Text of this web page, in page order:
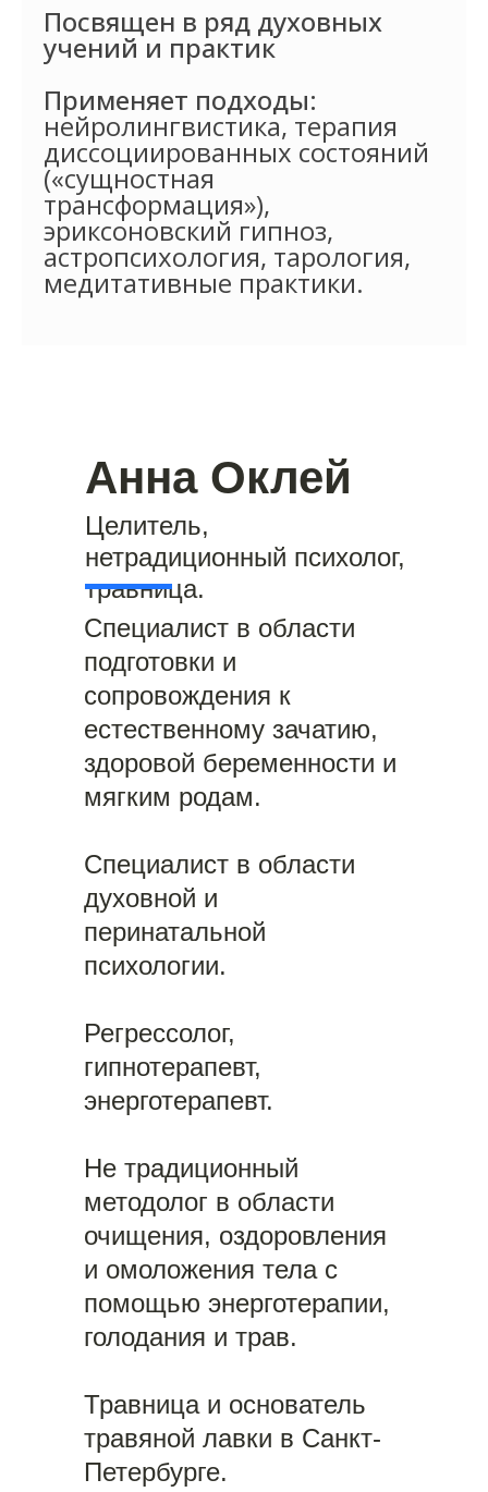
Посвящен в ряд духовных
учений и практик
Применяет подходы:
нейролингвистика, терапия
диссоциированных состояний
(«сущностная
трансформация»),
эриксоновский гипноз,
астропсихология, тарология,
медитативные практики.
Анна Оклей
Специалист в области
подготовки и
сопровождения к
естественному зачатию,
здоровой беременности и
мягким родам.
Специалист в области
духовной и
перинатальной
психологии.
Регрессолог,
гипнотерапевт,
энерготерапевт.
Не традиционный
методолог в области
очищения, оздоровления
и омоложения тела с
помощью энерготерапии,
голодания и трав.
Травница и основатель
травяной лавки в Санкт-
Петербурге.
Целитель,
нетрадиционный психолог,
травница.